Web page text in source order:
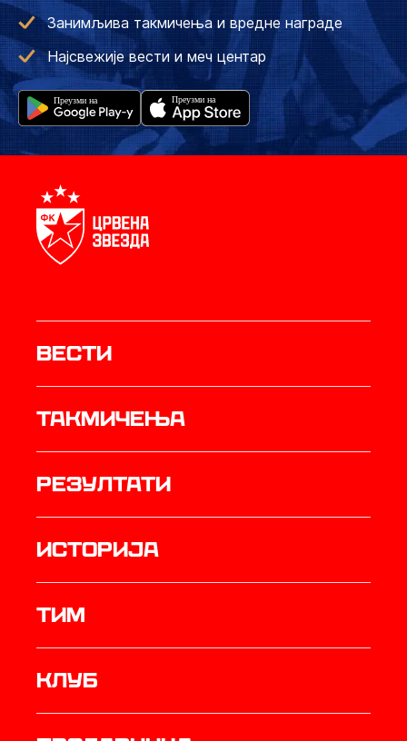
Занимљива такмичења и вредне награде
Најсвежије вести и меч центар
Вести
Такмичења
резултати
историја
ТИМ
Клуб